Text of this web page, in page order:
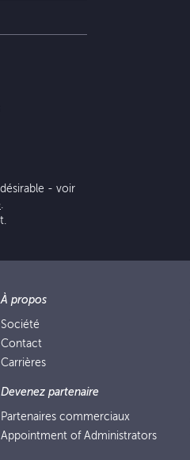
- voir
.
À propos
Société
Contact
Carrières
Devenez partenaire
Partenaires commerciaux
Appointment of Administrators